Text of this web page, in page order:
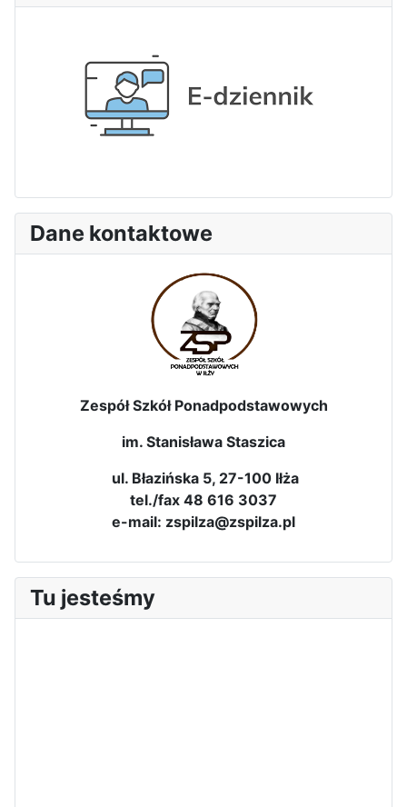
Dane kontaktowe
Zespół Szkół Ponadpodstawowych
im. Stanisława Staszica
ul. Błazińska 5, 27-100 Iłża
tel./fax 48 616 3037
e-mail: zspilza@zspilza.pl
Tu jesteśmy